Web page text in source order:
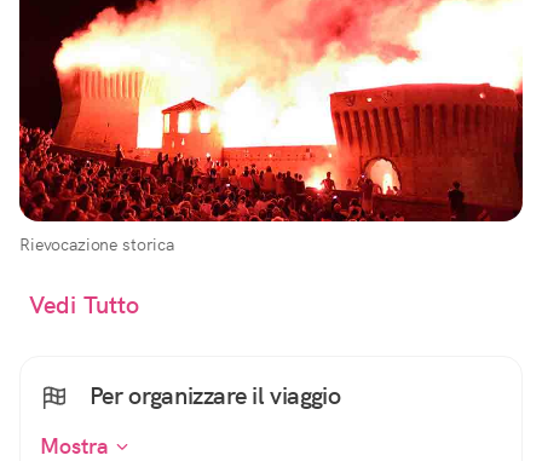
Rievocazione storica
Vedi Tutto
Per organizzare il viaggio
Mostra